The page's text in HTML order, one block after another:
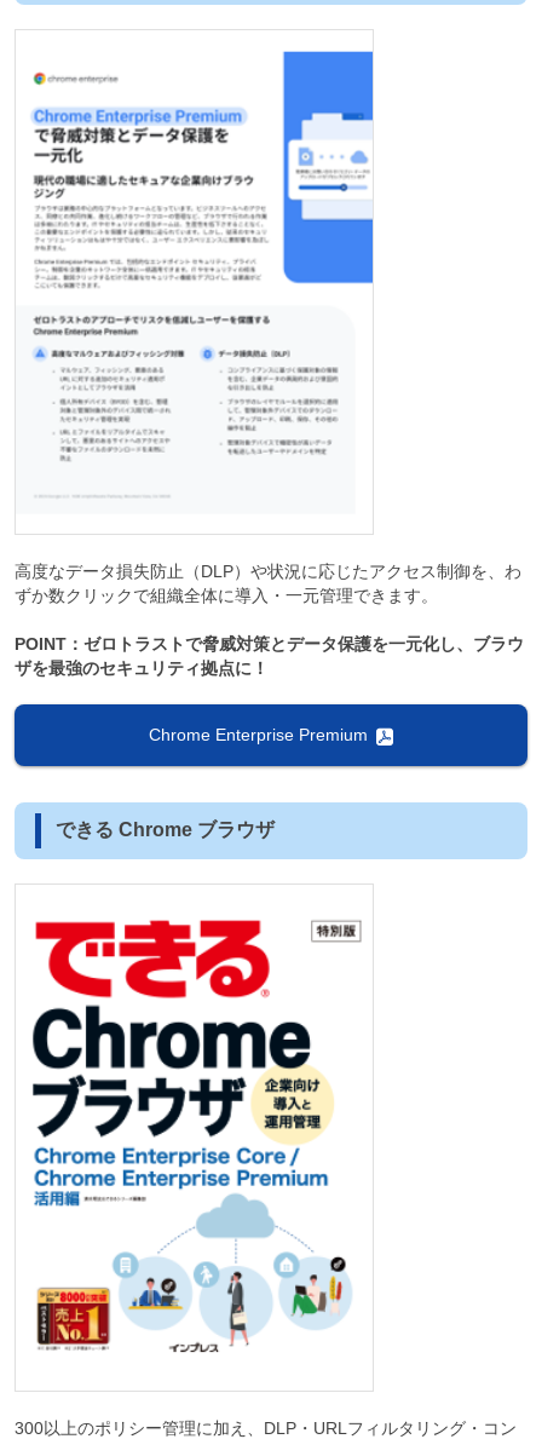
高度なデータ損失防止（DLP）や状況に応じたアクセス制御を、わ
ずか数クリックで組織全体に導入・一元管理できます。
POINT：ゼロトラストで脅威対策とデータ保護を一元化し、ブラウ
ザを最強のセキュリティ拠点に！
Chrome Enterprise Premium
できる Chrome ブラウザ
300以上のポリシー管理に加え、DLP・URLフィルタリング・コン